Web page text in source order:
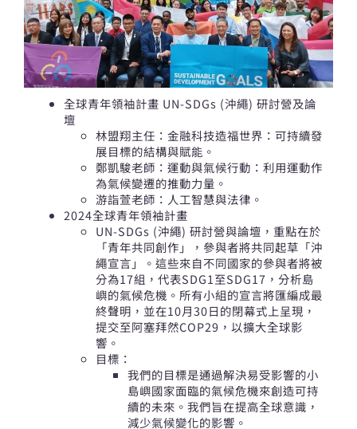
全球青年領袖計畫 UN-SDGs (沖繩) 研討營及論
壇
林盟翔主任：金融科技造福世界：可持續發
展目標的結構與賦能。
鄭凱駿老師：運動與氣候行動：利用運動作
為氣候變遷的推動力量。
游詣萱老師：人工智慧與法律。
2024全球青年領袖計畫
UN-SDGs (沖繩) 研討營與論壇，重點在於
「青年共同創作」，參與者將共同起草「沖
繩宣言」。這些來自不同國家的參與者將被
分為17組，代表SDG1至SDG17，分析島
嶼的氣候危機。 所有小組的宣言將匯編成最
終聲明，並在10月30日的閉幕式上呈現，
提交至阿塞拜然COP29，以擴大全球影
響。
目標：
我們的目標是通過解決易受影響的小
島嶼國家面臨的氣候危機來創造可持
續的未來。我們旨在提高全球意識，
減少氣候變化的影響。